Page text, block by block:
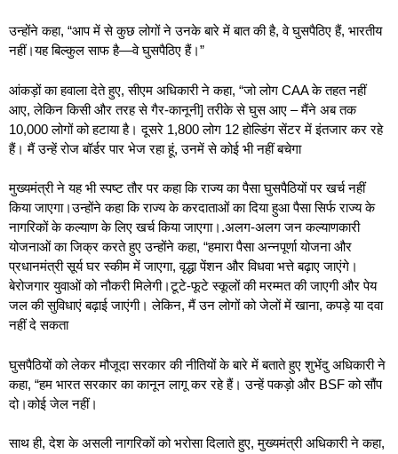
उन्होंने कहा, “आप में से कुछ लोगों ने उनके बारे में बात की है, वे घुसपैठिए हैं, भारतीय
नहीं।यह बिल्कुल साफ है—वे घुसपैठिए हैं।”
आंकड़ों का हवाला देते हुए, सीएम अधिकारी ने कहा, “जो लोग CAA के तहत नहीं
आए, लेकिन किसी और तरह से गैर-कानूनी] तरीके से घुस आए – मैंने अब तक
10,000 लोगों को हटाया है। दूसरे 1,800 लोग 12 होल्डिंग सेंटर में इंतजार कर रहे
हैं। मैं उन्हें रोजबॉर्डर पार भेज रहा हूं, उनमें से कोई भी नहीं बचेगा
मुख्यमंत्री ने यह भी स्पष्ट तौर पर कहा कि राज्य का पैसा घुसपैठियों पर खर्च नहीं
किया जाएगा।उन्होंने कहा कि राज्य के करदाताओं का दिया हुआ पैसा सिर्फ राज्य के
नागरिकों के कल्याण के लिए खर्च किया जाएगा।.अलग-अलग जन कल्याणकारी
योजनाओं का जिक्र करते हुए उन्होंने कहा, “हमारा पैसा अन्नपूर्णा योजना और
प्रधानमंत्री सूर्य घर स्कीम में जाएगा, वृद्धा पेंशन और विधवा भत्ते बढ़ाए जाएंगे।
बेरोजगार युवाओं को नौकरी मिलेगी।टूटे-फूटे स्कूलों की मरम्मत की जाएगी और पेय
जल की सुविधाएं बढ़ाई जाएंगी। लेकिन, मैं उन लोगों को जेलों में खाना, कपड़े या दवा
नहीं दे सकता
घुसपैठियों को लेकर मौजूदा सरकार की नीतियों के बारे में बताते हुए शुभेंदु अधिकारी ने
कहा, “हम भारत सरकार का कानून लागू कर रहे हैं। उन्हें पकड़ो और BSF को सौंप
दो।कोई जेल नहीं।
साथ ही, देश के असली नागरिकों को भरोसा दिलाते हुए, मुख्यमंत्री अधिकारी ने कहा,